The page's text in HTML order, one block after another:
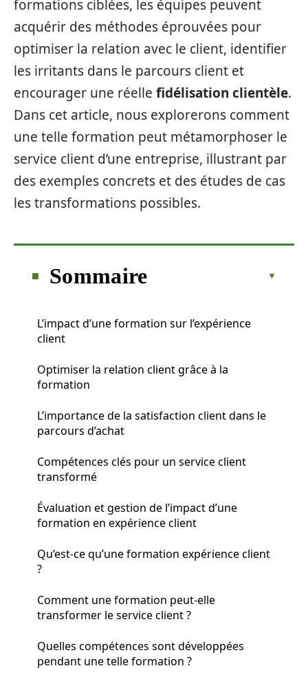
formations ciblées, les équipes peuvent
acquérir des méthodes éprouvées pour
optimiser la relation avec le client, identifier
les irritants dans le parcours client et
encourager une réelle fidélisation clientèle.
Dans cet article, nous explorerons comment
une telle formation peut métamorphoser le
service client d’une entreprise, illustrant par
des exemples concrets et des études de cas
les transformations possibles.
Sommaire
L’impact d’une formation sur l’expérience
client
Optimiser la relation client grâce à la
formation
L’importance de la satisfaction client dans le
parcours d’achat
Compétences clés pour un service client
transformé
Évaluation et gestion de l’impact d’une
formation en expérience client
Qu’est-ce qu’une formation expérience client
?
Comment une formation peut-elle
transformer le service client ?
Quelles compétences sont développées
pendant une telle formation ?